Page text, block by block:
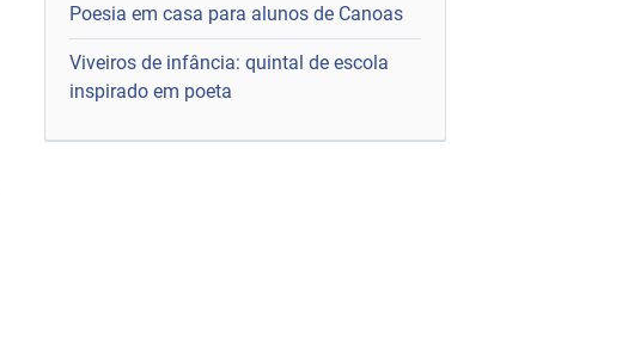
Poesia em casa para alunos de Canoas
Viveiros de infância: quintal de escola
inspirado em poeta